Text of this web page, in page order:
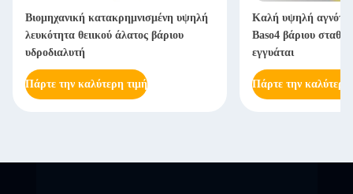
Βιομηχανική κατακρημνισμένη υψηλή
λευκότητα θειικού άλατος βάριου
υδροδιαλυτή
Πάρτε την καλύτερη τιμή
Καλή υψηλή
Baso4 βάριου
εγγυάται
Πάρτε την καλύτερη